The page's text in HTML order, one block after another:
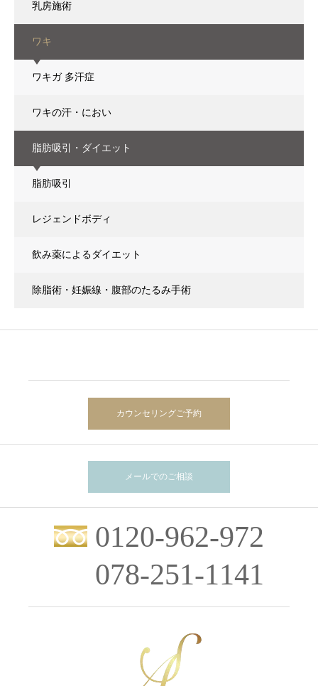
乳房施術
ワキ
ワキガ 多汗症
ワキの汗・におい
脂肪吸引・ダイエット
脂肪吸引
レジェンドボディ
飲み薬によるダイエット
除脂術・妊娠線・腹部のたるみ手術
カウンセリングご予約
メールでのご相談
0120-962-972
078-251-1141